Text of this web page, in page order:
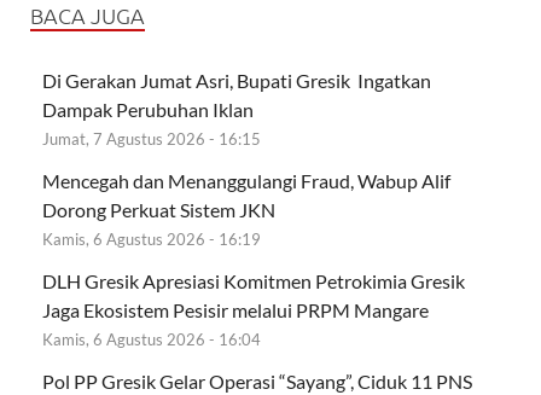
BACA JUGA
Di Gerakan Jumat Asri, Bupati Gresik Ingatkan
Dampak Perubuhan Iklan
Jumat, 7 Agustus 2026 - 16:15
Mencegah dan Menanggulangi Fraud, Wabup Alif
Dorong Perkuat Sistem JKN
Kamis, 6 Agustus 2026 - 16:19
DLH Gresik Apresiasi Komitmen Petrokimia Gresik
Jaga Ekosistem Pesisir melalui PRPM Mangare
Kamis, 6 Agustus 2026 - 16:04
Pol PP Gresik Gelar Operasi “Sayang”, Ciduk 11 PNS